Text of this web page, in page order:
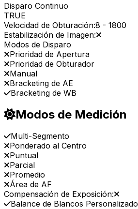
Disparo Continuo
TRUE
Velocidad de Obturación:8 - 1800
Estabilización de Imagen:
Modos de Disparo
Prioridad de Apertura
Prioridad de Obturador
Manual
Bracketing de AE
Bracketing de WB
Modos de Medición
Multi-Segmento
Ponderado al Centro
Puntual
Parcial
Promedio
Área de AF
Compensación de Exposición:
Balance de Blancos Personalizado